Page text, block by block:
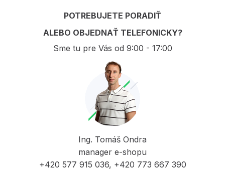
POTREBUJETE PORADIŤ
ALEBO OBJEDNAŤ TELEFONICKY?
Sme tu pre Vás od 9:00 - 17:00
Ing. Tomáš Ondra
manager e-shopu
+420 577 915 036, +420 773 667 390